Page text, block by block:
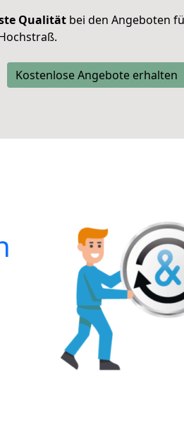
Qualität bei den Angeboten
Kostenlose Angebote erhalten